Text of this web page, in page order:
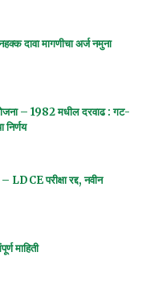
दावा मागणीचा अर्ज नमुना
– 1982 मधील दरवाढ : गट-
निर्णय
LDCE परीक्षा रद्द, नवीन
माहिती